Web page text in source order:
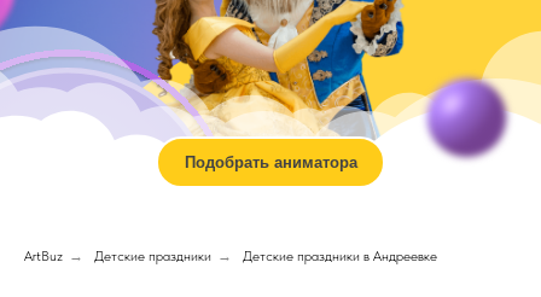
Подобрать аниматора
ArtBuz → Детские праздники → Детские праздники в Андреевке